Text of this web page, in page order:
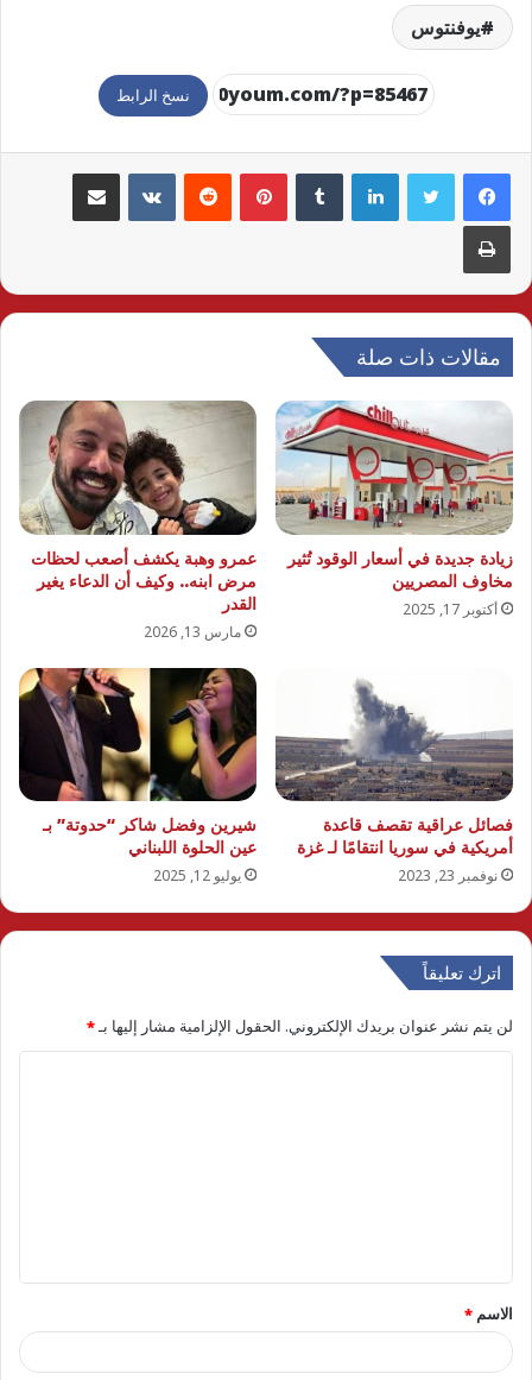
يوفنتوس
نسخ الرابط
لينكدإن بينتيريست مشاركة عبر البريد
طباعة
مقالات ذات صلة
زيادة جديدة في أسعار الوقود تُثير
مخاوف المصريين
أكتوبر 17, 2025
عمرو وهبة يكشف أصعب لحظات
مرض ابنه.. وكيف أن الدعاء يغير
القدر
مارس 13, 2026
فصائل عراقية تقصف قاعدة
أمريكية في سوريا انتقامًا لـ غزة
نوفمبر 23, 2023
شيرين وفضل شاكر “حدوتة” بـ
عين الحلوة اللبناني
يوليو 12, 2025
اترك تعليقاً
لن يتم نشر عنوان بريدك الإلكتروني. الحقول الإلزامية مشار إليها بـ*
ق
*
الاسم *